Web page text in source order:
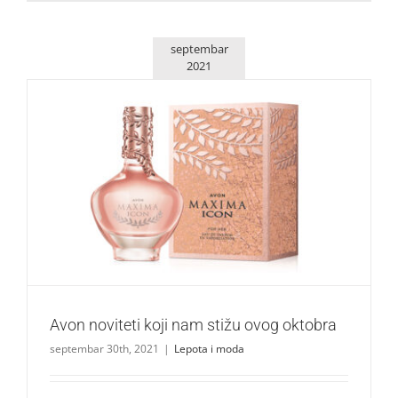
septembar
2021
Avon noviteti koji nam stižu ovog oktobra
Lepota i moda
Avon noviteti koji nam stižu ovog oktobra
septembar 30th, 2021 | Lepota i moda